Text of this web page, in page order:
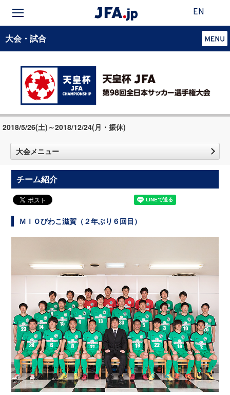
EN
大会・試合
2018/5/26(土)～2018/12/24(月・振休)
大会メニュー
チーム紹介
ＭＩＯびわこ滋賀（２年ぶり６回目）